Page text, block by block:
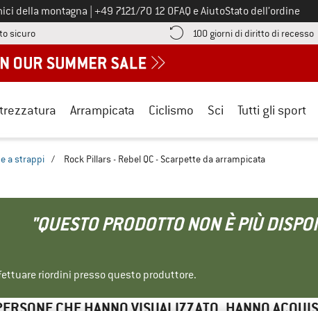
della montagna Chiamaci al numero
+49 7121/70 12 0FAQ e AiutoStato dell’ordine
sicuroQui trovi le informazioni di pagamento! Si apre in una casella
100 giorni di diritto di recesso
Arrampicata Ciclismo Sci Tutti gli sport
a strappi / Rock Pillars - Rebel QC - Scarpette da arrampicata
"QUESTO PRODOTTO NON È PIÙ
riordini presso questo produttore.